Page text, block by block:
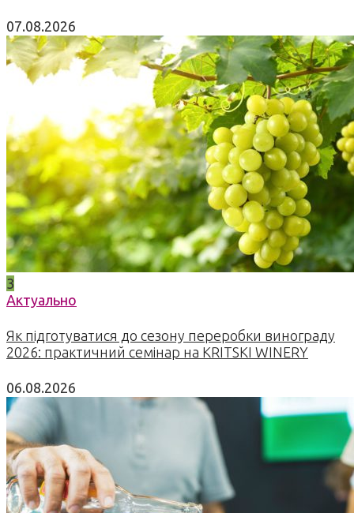
07.08.2026
3
Актуально
Як підготуватися до сезону переробки винограду
2026: практичний семінар на KRITSKI WINERY
06.08.2026